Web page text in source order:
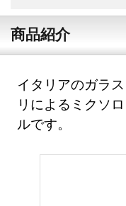
商品紹介
イタリアのガラ
リによるミクソ
ルです。